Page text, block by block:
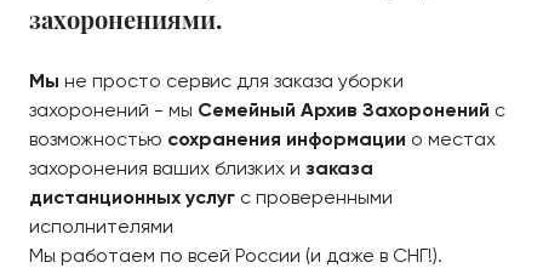
захоронениями.
Мы не просто сервис для заказа уборки
захоронений - мы Семейный Архив Захоронений с
возможностью сохранения информации о местах
захоронения ваших близких и заказа
дистанционных услуг с проверенными
исполнителями
Мы работаем по всей России (и даже в СНГ!).